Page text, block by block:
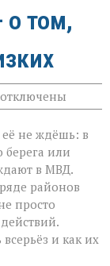
том,
к
легкомыслия»:
— о
том,
отключены
её не ждёшь: в
берега или
в МВД.
районов
просто
и как их